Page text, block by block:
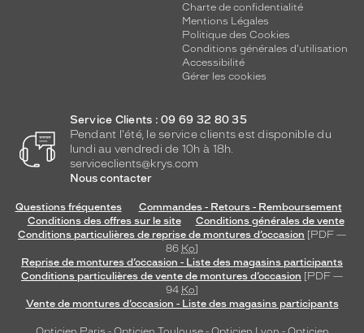
Charte de confidentialité
Mentions Légales
Politique des Cookies
Conditions générales d'utilisation
Accessibilité
Gérer les cookies
Service Clients : 09 69 32 80 35
Pendant l'été, le service clients est disponible du
lundi au vendredi de 10h à 18h.
serviceclients@krys.com
Nous contacter
Questions fréquentes
Commandes - Retours - Remboursement
Conditions des offres sur le site
Conditions générales de vente
Conditions particulières de reprise de montures d’occasion [PDF —
86 Ko]
Reprise de montures d’occasion - Liste des magasins participants
Conditions particulières de vente de montures d’occasion [PDF —
94 Ko]
Vente de montures d’occasion - Liste des magasins participants